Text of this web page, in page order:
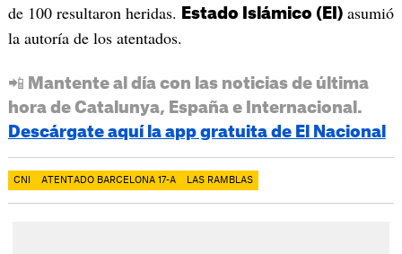
de 100 resultaron heridas.
Estado Islámico (EI)asumió
la autoría de los atentados.
📲 Mantente al día con las noticias de última
hora de Catalunya, España e Internacional.
Descárgate aquí la app gratuita de El Nacional
CNI ATENTADO BARCELONA 17-A LAS RAMBLAS